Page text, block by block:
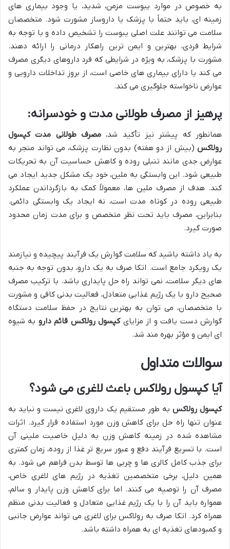
به خصوص در موارد یبوست مزمن، شدید، یا وجود بیماری های
زمینه ای، باید حتماً با پزشک یا داروساز مشورت شود. متخصصان
سلامت می توانند علت اصلی یبوست را تشخیص داده و با توجه به
شرایط فردی، بهترین و ایمن ترین راهکار درمانی را ارائه دهند.
مشورت با پزشک، به ویژه در شرایطی که فرد داروهای دیگری مصرف
می کند یا دارای بیماری های خاصی است، از بروز تداخلات دارویی و
عوارض ناخواسته جلوگیری می کند.
پرهیز از مصرف طولانی مدت و خودسرانه:
همانطور که پیشتر نیز تأکید شد، مصرف طولانی مدت کپسول
رولاکس (بیش از دو هفته) بدون نظارت پزشک، می تواند منجر به
عوارض جدی مانند تنبلی روده و کاهش حساسیت آن به تحریکات
طبیعی شود. این وابستگی به ملین، خود یک مشکل جدید ایجاد می
کند. هدف از مصرف ملین ها، معمولاً کمک به بازگرداندن عملکرد
طبیعی روده در کوتاه مدت است، نه ایجاد یک وابستگی دائمی.
بنابراین، مصرف باید تحت نظر متخصص و برای مدت زمان محدود
صورت گیرد.
به یاد داشته باشید که سلامت گوارش یک فرآیند پیچیده و نیازمند
یک رویکرد جامع است. اتکا صرف به یک دارو، بدون توجه به جنبه
های دیگر سلامت، نمی تواند راه حل پایداری باشد. با ترکیب مصرف
صحیح دارو با یک رژیم غذایی متعادل، فعالیت بدنی کافی و مشورت
با متخصصان، می توان به بهترین نتایج در حفظ سلامت دستگاه
گوارش دست یافت و از مزایایکپسول رولاکس قائم دارو به شیوه
ای ایمن و مؤثر بهره مند شد.
سوالات متداول
آیا کپسول رولاکس باعث لاغری می شود؟
کپسول رولاکس به طور مستقیم یک داروی لاغری نیست و نباید به
عنوان تنها راه حل برای کاهش وزن مورد استفاده قرار گیرد. اثرات
مشاهده شده در زمینه کاهش وزن به دلیل خاصیت ملینی آن
است. با تسریع فرآیند دفع و عبور سریع تر غذا از روده، زمان کمتری
برای جذب کامل کالری ها و چربی ها توسط بدن فراهم می شود. به
همین دلیل، برخی متخصصین تغذیه در رژیم های لاغری خاص،
مصرف آن را توصیه می کنند. اما برای کاهش وزن پایدار و سالم،
همواره باید آن را با یک رژیم غذایی متعادل و فعالیت بدنی منظم
همراه کرد. اتکا صرف به رولاکس برای لاغری می تواند عوارض جانبی
و کمبودهای تغذیه ای به همراه داشته باشد.